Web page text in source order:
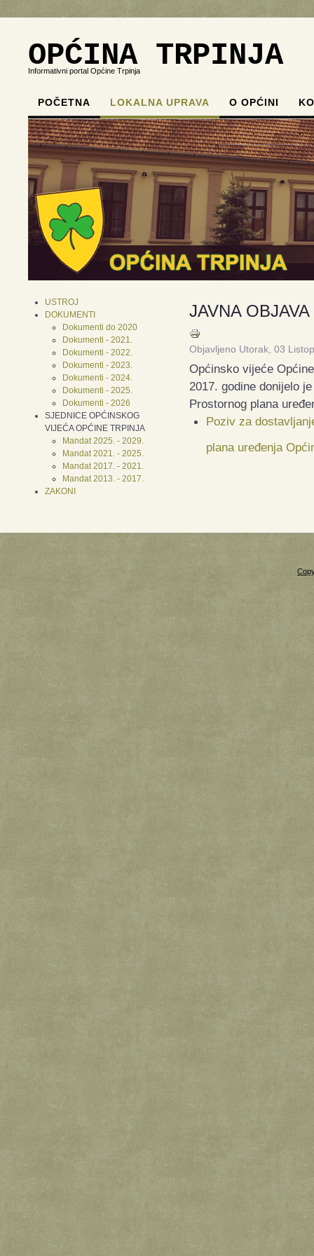
OPĆINA TRPINJA
Informativni portal Općine Trpinja
POČETNA LOKALNA UPRAVA O OPĆINI
. . . .
USTROJ
DOKUMENTI
Dokumenti do 2020
Dokumenti - 2021.
Dokumenti - 2022.
Dokumenti - 2023.
Dokumenti - 2024.
Dokumenti - 2025.
Dokumenti - 2026
SJEDNICE OPĆINSKOG
VIJEĆA OPĆINE TRPINJA
Mandat 2025. - 2029.
Mandat 2021. - 2025.
Mandat 2017. - 2021.
Mandat 2013. - 2017.
ZAKONI
JAVNA OBJAVA
Objavljeno Utorak, 03
Općinsko vijeće
2017. godine donijelo
Prostornog plana
Poziv za
plana uređenja
Xvideos